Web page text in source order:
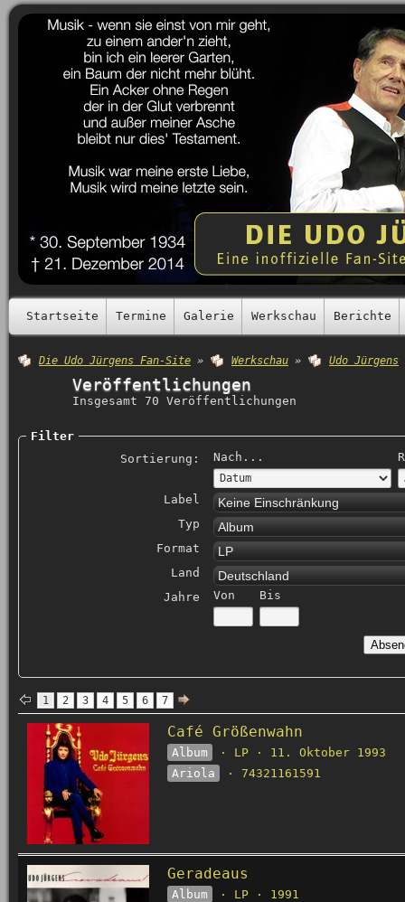
Startseite Termine Galerie Werkschau Berichte
Die Udo Jürgens Fan-Site » Werkschau » Udo Jürgens
Veröffentlichungen
Insgesamt 70 Veröffentlichungen
Filter
Sortierung:
Nach...
Label Keine Einschränkung
Typ Album
Format LP
Land Deutschland
Jahre Von Bis
1 2 3 4 5 6 7
Café Größenwahn
Album
· LP · 11. Oktober 1993
Ariola
· 74321161591
Geradeaus
Album
· LP · 1991